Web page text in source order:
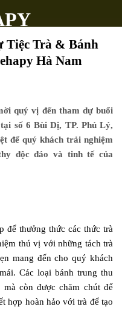
Tiệc Trà & Bánh
Hà Nam
quý vị đến tham dự buổi
số 6 Bùi Dị, TP. Phủ Lý,
để quý khách trải nghiệm
độc đáo và tinh tế của
để thưởng thức các thức trà
thú vị với những tách trà
mang đến cho quý khách
Các loại bánh trung thu
còn được chăm chút để
hợp hoàn hảo với trà để tạo